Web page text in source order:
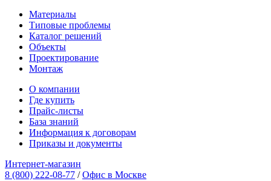
Материалы
Типовые проблемы
Каталог решений
Объекты
Проектирование
Монтаж
О компании
Где купить
Прайс-листы
База знаний
Информация к договорам
Приказы и документы
Интернет-магазин
8 (800) 222-08-77 / Офис в Москве